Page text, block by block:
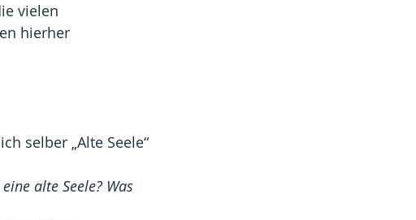
vielen
hierher
selber „Alte Seele“
alte Seele? Was